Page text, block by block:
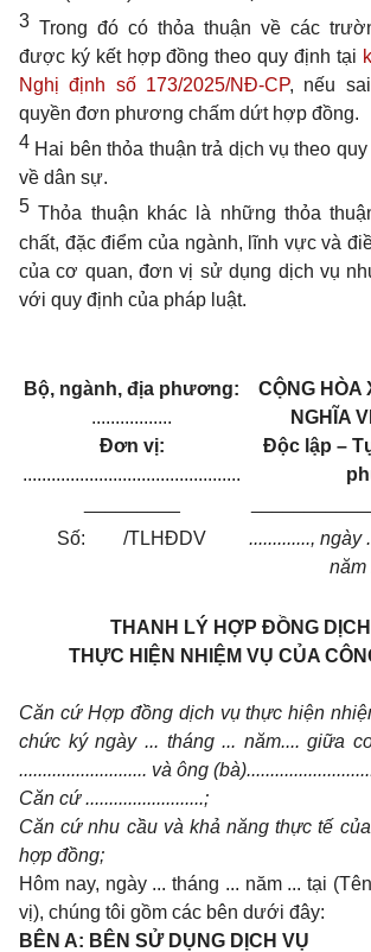
3 Trong đó có thỏa thuận về các
được ký kết hợp đồng theo quy định tại
Nghị định số 173/2025/NĐ-CP, nếu
quyền đơn phương chấm dứt hợp đồng.
4 Hai bên thỏa thuận trả dịch vụ theo
về dân sự.
5 Thỏa thuận khác là những thỏa
chất, đặc điểm của ngành, lĩnh vực và
của cơ quan, đơn vị sử dụng dịch vụ
với quy định của pháp luật.
Bộ, ngành, địa phương:
.................
Đơn vị:
..............................................
Số: /TLHĐDV
CỘNG HÒA
NGHĨA
Độc lập –
............., ngày
năm
THANH LÝ HỢP ĐỒNG
THỰC HIỆN NHIỆM VỤ CỦA
Căn cứ Hợp đồng dịch vụ thực hiện
chức ký ngày ... tháng ... năm.... giữa
........................... và ông
Căn cứ .........................;
Căn cứ nhu cầu và khả năng thực tế
hợp đồng;
Hôm nay, ngày ... tháng ... năm ... tại
vị), chúng tôi gồm các bên dưới đây:
BÊN A: BÊN SỬ DỤNG DỊCH VỤ